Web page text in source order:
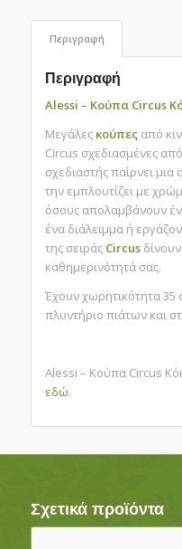
Περιγραφή
Περιγραφή
Alessi – Κούπα Circus
Μεγάλεςκούπεςαπό
Circus σχεδιασμένες
σχεδιαστής παίρνει μια
την εμπλουτίζει με
όσους απολαμβάνουν
ένα διάλειμμα ή
της σειράς Circus
καθημερινότητά σας.
Έχουν χωρητικότητα
πλυντήριο πιάτων και
Alessi – Κούπα Circus
εδώ.
Σχετικά προϊόντα